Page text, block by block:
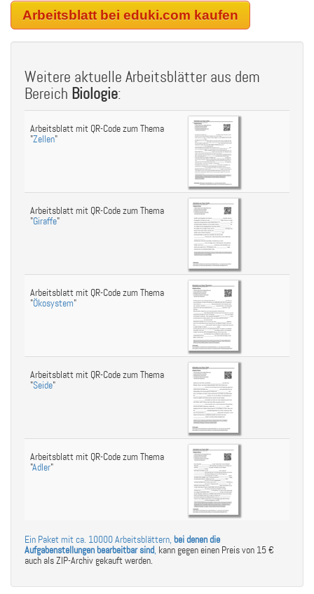
Arbeitsblatt bei eduki.com kaufen
Weitere aktuelle Arbeitsblätter aus dem
Bereich Biologie:
Arbeitsblatt mit QR-Code zum Thema
"Zellen"
Arbeitsblatt mit QR-Code zum Thema
"Giraffe"
Arbeitsblatt mit QR-Code zum Thema
"Ökosystem"
Arbeitsblatt mit QR-Code zum Thema
"Seide"
Arbeitsblatt mit QR-Code zum Thema
"Adler"
Ein Paket mit ca. 10000 Arbeitsblättern, bei denen die
Aufgabenstellungen bearbeitbar sind, kann gegen einen Preis von 15 €
auch als ZIP-Archiv gekauft werden.